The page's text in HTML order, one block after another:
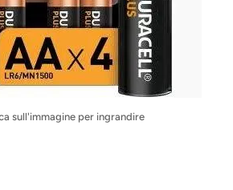
sull'immagine per ingrandire